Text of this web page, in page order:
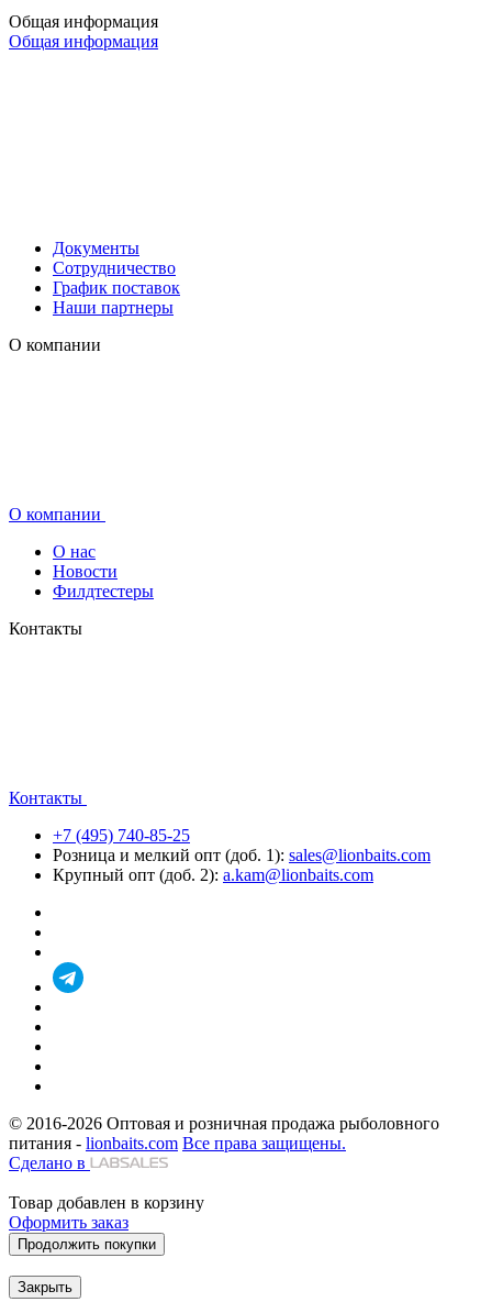
Общая информация
Общая информация
Документы
Сотрудничество
График поставок
Наши партнеры
О компании
О компании
О нас
Новости
Филдтестеры
Контакты
Контакты
+7 (495) 740-85-25
Розница и мелкий опт (доб. 1): sales@lionbaits.com
Крупный опт (доб. 2): a.kam@lionbaits.com
© 2016-2026 Оптовая и розничная продажа рыболовного
питания - lionbaits.com Все права защищены.
Сделано в
Товар добавлен в корзину
Оформить заказ
Продолжить покупки
Закрыть